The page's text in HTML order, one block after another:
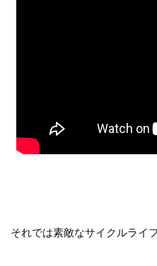
それでは素敵なサイクルライ